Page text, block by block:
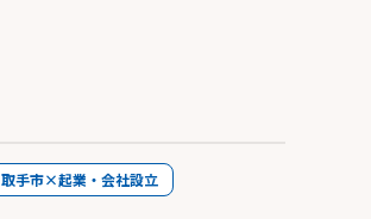
取手市×起業・会社設立